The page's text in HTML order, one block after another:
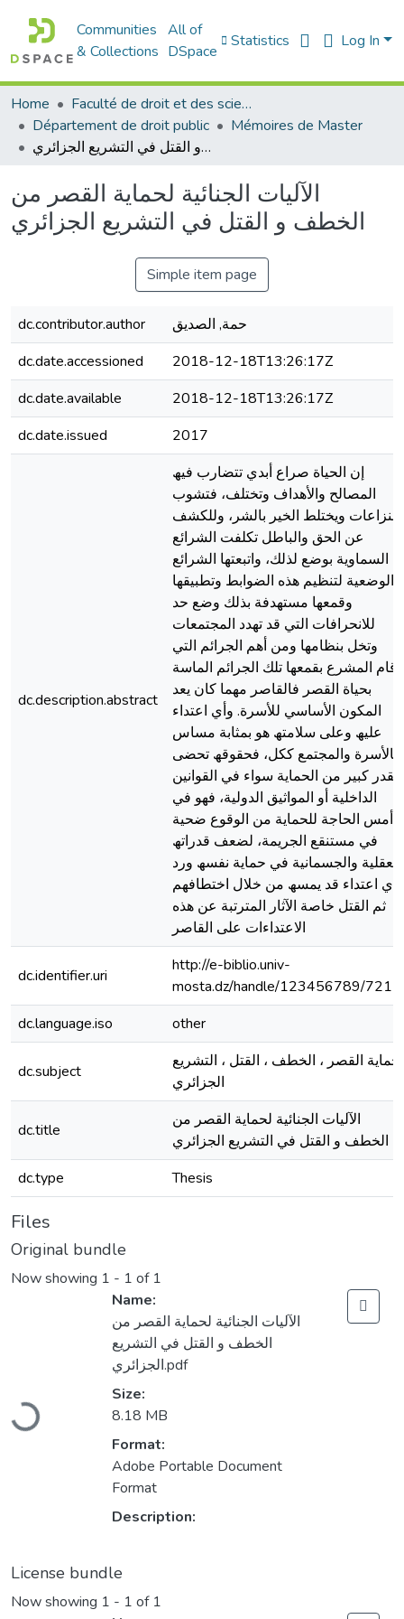
Communities
& Collections
All of
DSpace
Statistics Log In
Home
Faculté de droit et des sciences politiques
Département de droit public
Mémoires de Master
الآليات الجنائية لحماية القصر من الخطف و القتل في التشريع الجزائري
الآليات الجنائية لحماية القصر من
الخطف و القتل في التشريع الجزائري
Simple item page
dc.contributor.author
حمة, الصدیق
dc.date.accessioned
2018-12-18T13:26:17Z
dc.date.available
2018-12-18T13:26:17Z
dc.date.issued
2017
dc.description.abstract
إن الحیاة صراع أبدي تتضارب فیھ
المصالح والأھداف وتختلف، فتشوب
النزاعات ویختلط الخیر بالشر، وللكشف
عن الحق والباطل تكلفت الشرائع
السماویة بوضع لذلك، واتبعتھا الشرائع
الوضعیة لتنظیم ھذه الضوابط وتطبیقھا
وقمعھا مستھدفة بذلك وضع حد
للانحرافات التي قد تھدد المجتمعات
وتخل بنظامھا ومن أھم الجرائم التي
قام المشرع بقمعھا تلك الجرائم الماسة
بحیاة القصر فالقاصر مھما كان یعد
المكون الأساسي للأسرة. وأي اعتداء
علیھ وعلى سلامتھ ھو بمثابة مساس
بالأسرة والمجتمع ككل، فحقوقھ تحضى
بقدر كبیر من الحمایة سواء في القوانین
الداخلیة أو المواثیق الدولیة، فھو في
أمس الحاجة للحمایة من الوقوع ضحیة
في مستنقع الجریمة، لضعف قدراتھ
العقلیة والجسمانیة في حمایة نفسھ ورد
أي اعتداء قد یمسھ من خلال اختطافھم
ثم القتل خاصة الآثار المترتبة عن ھذه
الاعتداءات على القاصر
dc.identifier.uri
http://e-biblio.univ-
mosta.dz/handle/123456789/7211
dc.language.iso
other
dc.subject
حماية القصر ، الخطف ، القتل ، التشريع
الجزائري
dc.title
الآليات الجنائية لحماية القصر من
الخطف و القتل في التشريع الجزائري
dc.type
Thesis
Files
Original bundle
Now showing 1 - 1 of 1
Loading...
Name:
الآليات الجنائية لحماية القصر من
الخطف و القتل في التشريع
الجزائري.pdf
Size:
8.18 MB
Format:
Adobe Portable Document
Format
Description:
License bundle
Now showing 1 - 1 of 1